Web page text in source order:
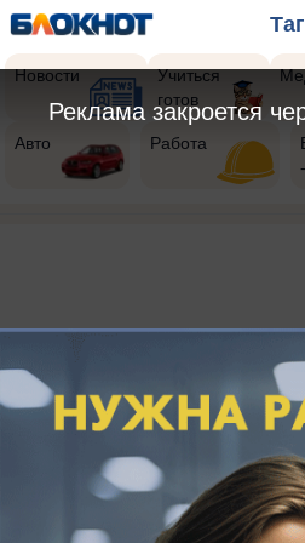
Новости
Учиться
готов
Авто Работа
не
Реклама закроется